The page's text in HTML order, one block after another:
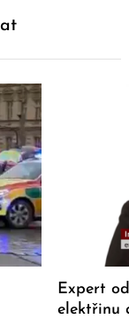
Expert
elektřinu